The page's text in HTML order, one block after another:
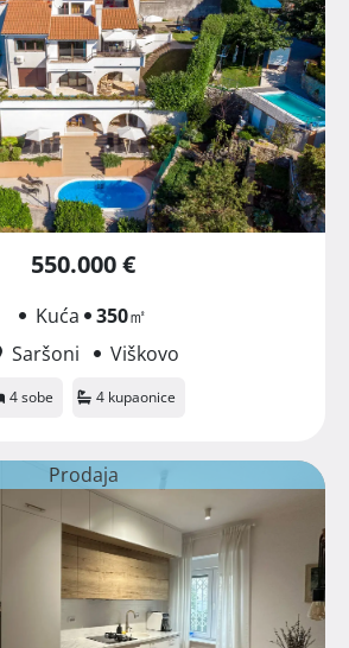
550.000 €
Kuća 350㎡
Saršoni
Viškovo
4 sobe 4 kupaonice
Prodaja